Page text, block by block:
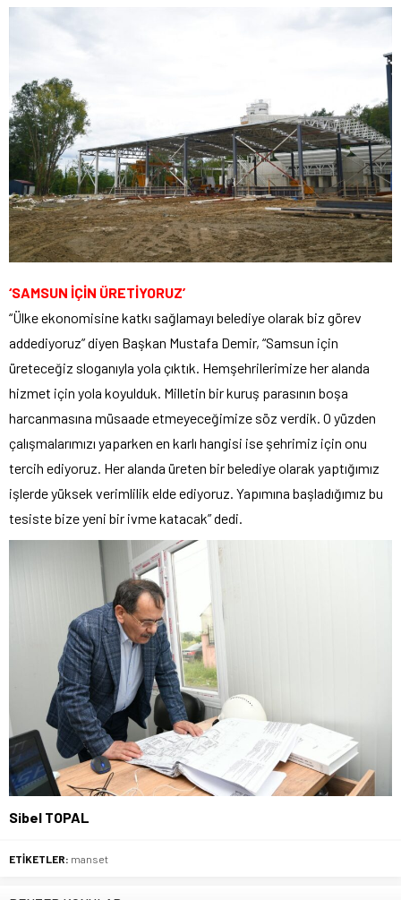
‘SAMSUN İÇİN ÜRETİYORUZ’
“Ülke ekonomisine katkı sağlamayı belediye olarak biz görev
addediyoruz” diyen Başkan Mustafa Demir, “Samsun için
üreteceğiz sloganıyla yola çıktık. Hemşehrilerimize her alanda
hizmet için yola koyulduk. Milletin bir kuruş parasının boşa
harcanmasına müsaade etmeyeceğimize söz verdik. O yüzden
çalışmalarımızı yaparken en karlı hangisi ise şehrimiz için onu
tercih ediyoruz. Her alanda üreten bir belediye olarak yaptığımız
işlerde yüksek verimlilik elde ediyoruz. Yapımına başladığımız bu
tesiste bize yeni bir ivme katacak” dedi.
Sibel TOPAL
ETİKETLER: manset